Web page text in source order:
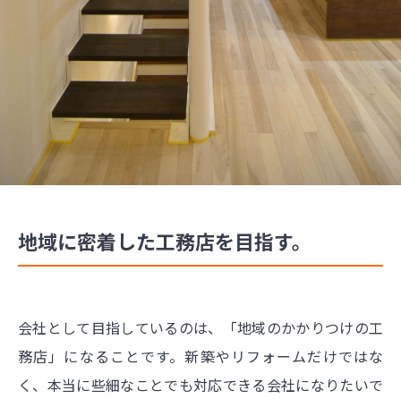
地域に密着した工務店を目指す。
会社として目指しているのは、「地域のかかりつけの工
務店」になることです。新築やリフォームだけではな
く、本当に些細なことでも対応できる会社になりたいで